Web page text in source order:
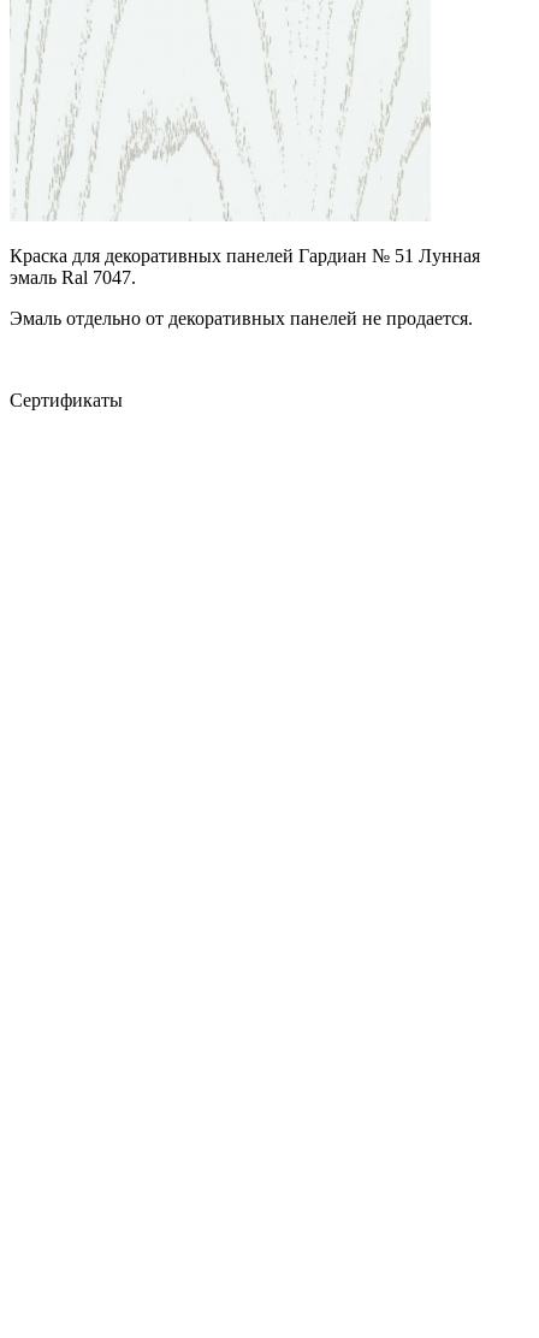
Краска для декоративных панелей Гардиан № 51 Лунная
эмаль Ral 7047.
Эмаль отдельно от декоративных панелей не продается.
Сертификаты